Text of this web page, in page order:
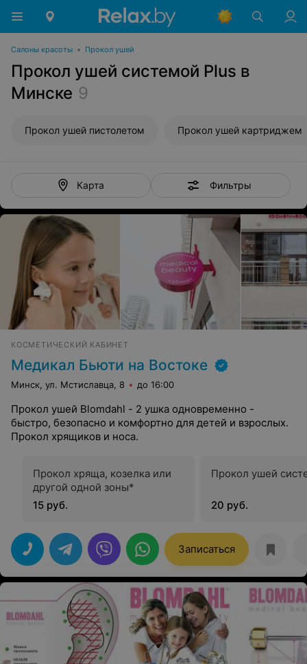
Салоны красоты • Прокол ушей
Прокол ушей системой Plus в
Минске 9
Прокол ушей пистолетом Прокол ушей картриджем
Карта Фильтры
КОСМЕТИЧЕСКИЙ КАБИНЕТ
Медикал Бьюти на Востоке
Минск, ул. Мстиславца, 8 до 16:00
Прокол ушей Blomdahl - 2 ушка одновременно -
быстро, безопасно и комфортно для детей и взрослых.
Прокол хрящиков и носа.
Прокол хряща, козелка или
другой одной зоны*
15 руб.
Прокол ушей
20 руб.
Записаться